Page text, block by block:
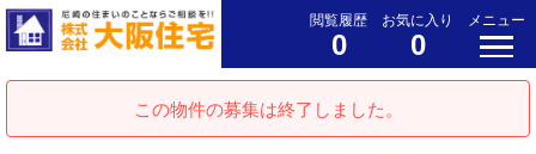
閲覧履歴
0
お気に入り
0
メニュー
この物件の募集は終了しました。